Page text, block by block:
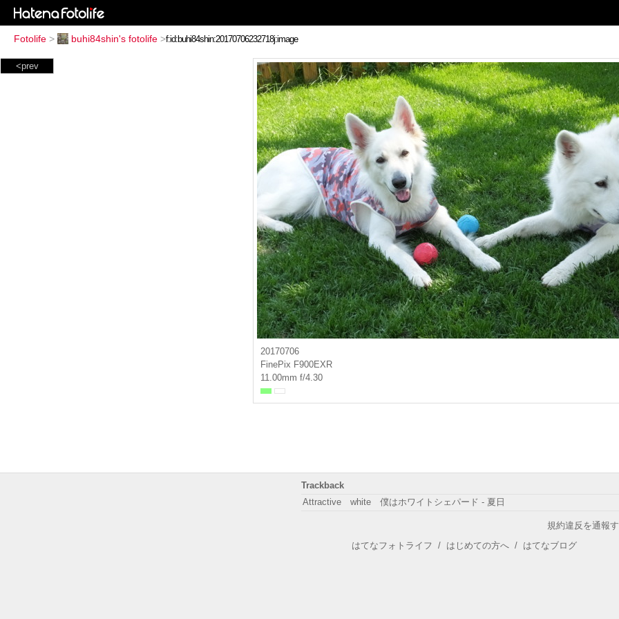
Fotolife > buhi84shin's fotolife >
<prev
20170706
FinePix F900EXR
11.00mm f/4.30
Trackback
Attractive white 僕はホワイトシェパード - 夏日
規約違反を通報
はてなフォトライフ / はじめての方へ / はてなブログ